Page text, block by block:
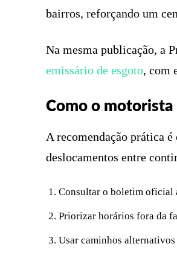
bairros, reforçando um
Na mesma publicação, a
emissário de esgoto, com
Como o motorista
A recomendação prática
deslocamentos entre
Consultar o boletim oficial
Priorizar horários fora da
Usar caminhos